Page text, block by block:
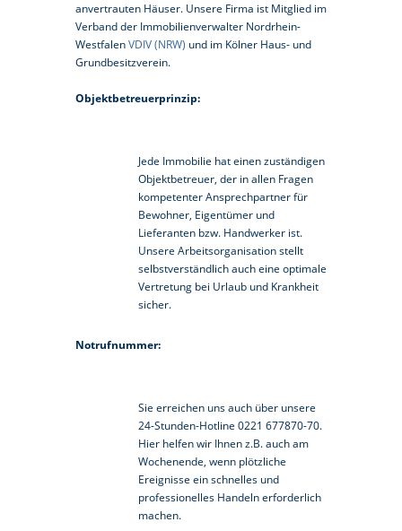
anvertrauten Häuser. Unsere Firma ist Mitglied im
Verband der Immobilienverwalter Nordrhein-
WestfalenVDIV (NRW) und im Kölner Haus- und
Grundbesitzverein.
Objektbetreuerprinzip:
Jede Immobilie hat einen zuständigen
Objektbetreuer, der in allen Fragen
kompetenter Ansprechpartner für
Bewohner, Eigentümer und
Lieferanten bzw. Handwerker ist.
Unsere Arbeitsorganisation stellt
selbstverständlich auch eine optimale
Vertretung bei Urlaub und Krankheit
sicher.
Notrufnummer:
Sie erreichen uns auch über unsere
24-Stunden-Hotline 0221 677870-70.
Hier helfen wir Ihnen z.B. auch am
Wochenende, wenn plötzliche
Ereignisse ein schnelles und
professionelles Handeln erforderlich
machen.